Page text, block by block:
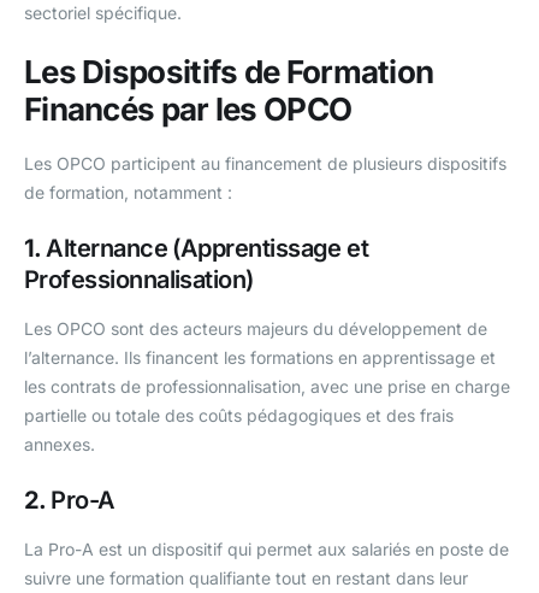
sectoriel spécifique.
Les Dispositifs de Formation
Financés par les OPCO
Les OPCO participent au financement de plusieurs dispositifs
de formation, notamment :
1.Alternance (Apprentissage et
Professionnalisation)
Les OPCO sont des acteurs majeurs du développement de
l’alternance. Ils financent les formations en apprentissage et
les contrats de professionnalisation, avec une prise en charge
partielle ou totale des coûts pédagogiques et des frais
annexes.
2. Pro-A
La Pro-A est un dispositif qui permet aux salariés en poste de
suivre une formation qualifiante tout en restant dans leur